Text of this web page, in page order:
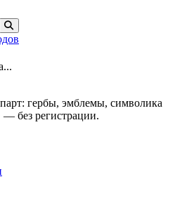
гербы, эмблемы, символика
без регистрации.